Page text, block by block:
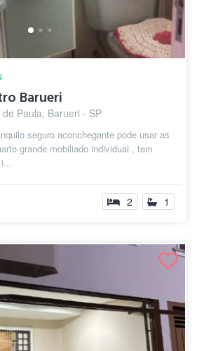
Barueri
Paula, Barueri - SP
seguro aconchegante pode usar as
grande mobiliado individual , tem
2 1